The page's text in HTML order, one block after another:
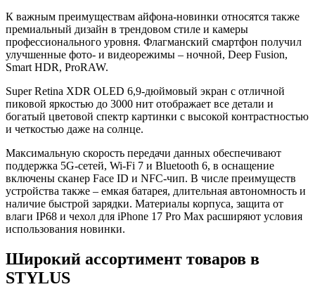
К важным преимуществам айфона-новинки относятся также
премиальный дизайн в трендовом стиле и камеры
профессионального уровня. Флагманский смартфон получил
улучшенные фото- и видеорежимы – ночной, Deep Fusion,
Smart HDR, ProRAW.
Super Retina XDR OLED 6,9-дюймовый экран с отличной
пиковой яркостью до 3000 нит отображает все детали и
богатый цветовой спектр картинки с высокой контрастностью
и четкостью даже на солнце.
Максимальную скорость передачи данных обеспечивают
поддержка 5G-сетей, Wi-Fi 7 и Bluetooth 6, в оснащение
включены сканер Face ID и NFC-чип. В числе преимуществ
устройства также – емкая батарея, длительная автономность и
наличие быстрой зарядки. Материалы корпуса, защита от
влаги IP68 и чехол для iPhone 17 Pro Max расширяют условия
использования новинки.
Широкий ассортимент товаров в
STYLUS